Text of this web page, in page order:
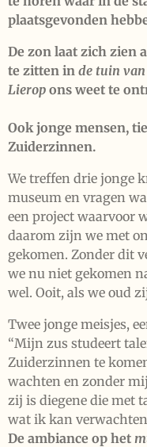
plaatsgevonden
De zon laat zich zien
te zitten in de tuin
Lierop ons weet te
Ook jonge mensen,
Zuiderzinnen.
We treffen drie jonge
museum en vragen
een project waarvoor
daarom zijn we met
gekomen. Zonder dit
we nu niet gekomen
wel. Ooit, als we oud
Twee jonge meisjes,
“Mijn zus studeert
Zuiderzinnen te
wachten en zonder
zij is diegene die met
wat ik kan
De ambiance op het